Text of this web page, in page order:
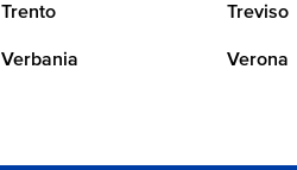
Trento Treviso
Verbania Verona